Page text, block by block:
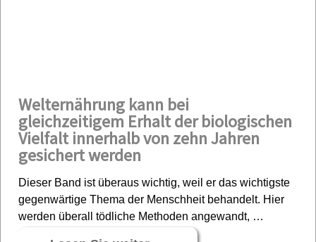
Welternährung kann bei
gleichzeitigem Erhalt der biologischen
Vielfalt innerhalb von zehn Jahren
gesichert werden
Dieser Band ist überaus wichtig, weil er das wichtigste
gegenwärtige Thema der Menschheit behandelt. Hier
werden überall tödliche Methoden angewandt, …